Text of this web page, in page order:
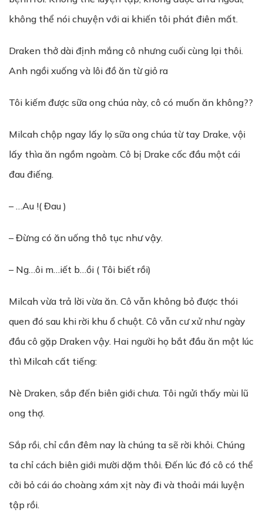
không thể nói chuyện với ai khiến tôi phát điên mất.
Draken thở dài định mắng cô nhưng cuối cùng lại thôi.
Anh ngồi xuống và lôi đồ ăn từ giỏ ra
Tôi kiếm được sữa ong chúa này, cô có muốn ăn không??
Milcah chộp ngay lấy lọ sữa ong chúa từ tay Drake, vội
lấy thìa ăn ngồm ngoàm. Cô bị Drake cốc đầu một cái
đau điếng.
– …Au !( Đau )
– Đừng có ăn uống thô tục như vậy.
– Ng…ôi m…iết b…ồi ( Tôi biết rồi)
Milcah vừa trả lời vừa ăn. Cô vẫn không bỏ được thói
quen đó sau khi rời khu ổ chuột. Cô vẫn cư xử như ngày
đầu cô gặp Draken vậy. Hai người họ bắt đầu ăn một lúc
thì Milcah cất tiếng:
Nè Draken, sắp đến biên giới chưa. Tôi ngửi thấy mùi lũ
ong thợ.
Sắp rồi, chỉ cần đêm nay là chúng ta sẽ rời khỏi. Chúng
ta chỉ cách biên giới mười dặm thôi. Đến lúc đó cô có thể
cởi bỏ cái áo choàng xám xịt này đi và thoải mái luyện
tập rồi.